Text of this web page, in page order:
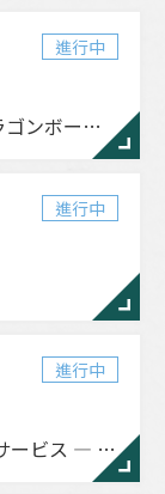
進行中
2026年澎湖国際花火大会では、『ドラゴンボールZ』と『ドラゴンボールZ澎湖夏季花火大会』が登場します。
進行中
進行中
2026澎湖サイクリング リードライドサービス ― 春季／秋季